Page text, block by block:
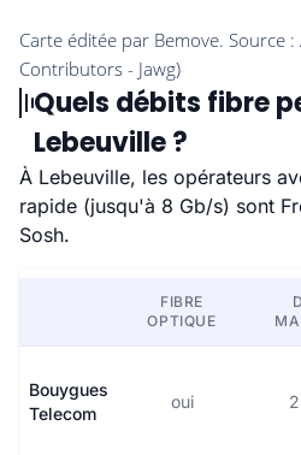
Quels débits fibre
Lebeuville ?
À Lebeuville, les opérateurs
rapide (jusqu'à 8 Gb/s) sont
Sosh.
FIBRE
OPTIQUE
Bouygues
Telecom
oui